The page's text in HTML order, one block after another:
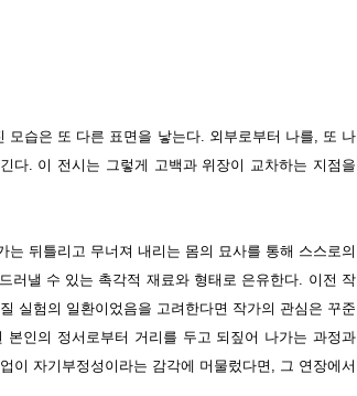
모습은 또 다른 표면을 낳는다. 외부로부터 나를, 또 나
다. 이 전시는 그렇게 고백과 위장이 교차하는 지점을
뒤틀리고 무너져 내리는 몸의 묘사를 통해 스스로의
러낼 수 있는 촉각적 재료와 형태로 은유한다. 이전 작
실험의 일환이었음을 고려한다면 작가의 관심은 꾸준
인의 정서로부터 거리를 두고 되짚어 나가는 과정과
이 자기부정성이라는 감각에 머물렀다면, 그 연장에서